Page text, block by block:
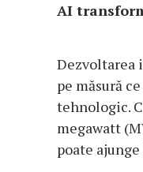
AI
Dezvoltarea
pe măsură
tehnologic.
megawatt
poate